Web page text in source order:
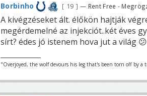
Borbinho 19 — Rent Free -
A kivégzéseket ált. élőkön hajtják
megérdemelné az injekciót..két éves
sírt? édes jó istenem hova jut a világ 😕
"Overjoyed, the wolf devours his leg that's been torn off by a